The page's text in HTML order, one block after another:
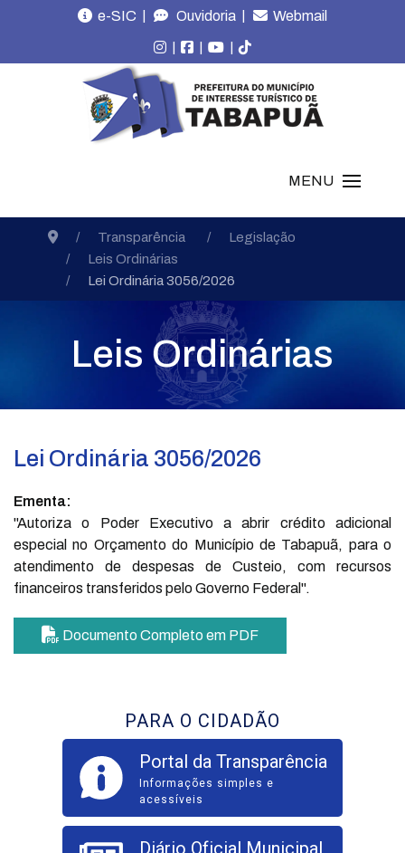
e-SIC | Ouvidoria | Webmail
| | |
MENU
Transparência
Legislação
Leis Ordinárias
Lei Ordinária 3056/2026
Leis Ordinárias
Lei Ordinária 3056/2026
Ementa:
"Autoriza o Poder Executivo a abrir crédito adicional
especial no Orçamento do Município de Tabapuã, para o
atendimento de despesas de Custeio, com recursos
financeiros transferidos pelo Governo Federal".
Documento Completo em PDF
PARA O CIDADÃO
Portal da Transparência
Informações simples e
acessíveis
Diário Oficial Municipal